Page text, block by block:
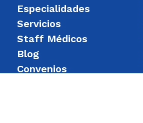
Especialidades
Servicios
Staff Médicos
Blog
Convenios